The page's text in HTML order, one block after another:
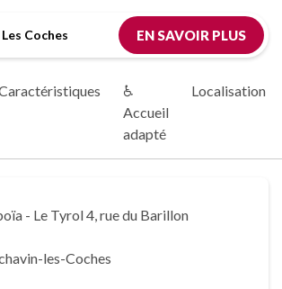
Coches EN SAVOIR PLUS
♿
Accueil
adapté
Localisation
- Le Tyrol 4, rue du Barillon
les-Coches